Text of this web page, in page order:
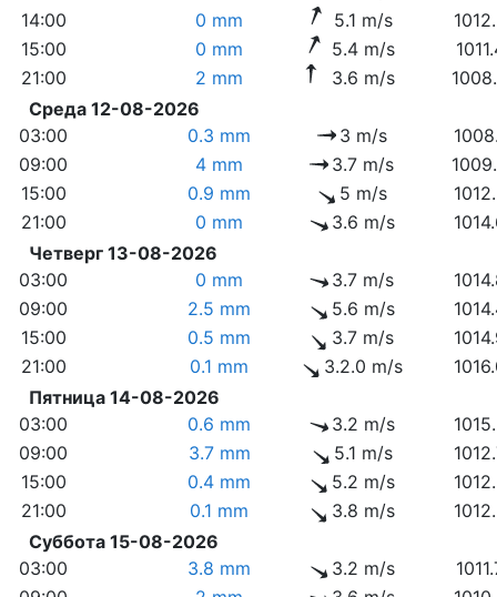
14:00
0 mm 5.1 m/s
15:00
0 mm 5.4 m/s
21:00
2 mm 3.6 m/s
Среда 12-08-2026
03:00
0.3 mm 3 m/s
09:00
4 mm 3.7 m/s
15:00
0.9 mm 5 m/s
21:00
0 mm 3.6 m/s
Четверг 13-08-2026
03:00
0 mm 3.7 m/s
09:00
2.5 mm 5.6 m/s
15:00
0.5 mm 3.7 m/s
21:00
0.1 mm 3.2.0 m/s
Пятница 14-08-2026
03:00
0.6 mm 3.2 m/s
09:00
3.7 mm 5.1 m/s
15:00
0.4 mm 5.2 m/s
21:00
0.1 mm 3.8 m/s
Суббота 15-08-2026
03:00
3.8 mm 3.2 m/s